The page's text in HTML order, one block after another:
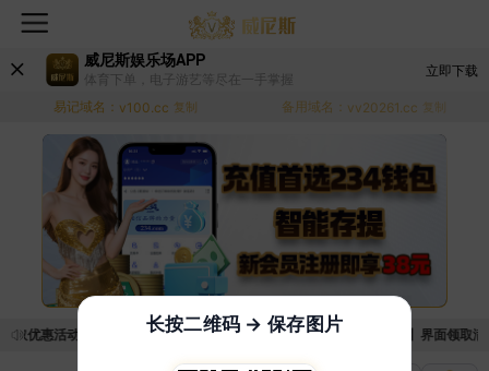
威尼斯娱乐场APP
体育下单，电子游艺等尽在一手掌握
立即下载
易记域名： v100.cc 复制 备用域名： vv20261.cc 复制
取优惠活动的手续麻烦，已新增优惠系统，现在可以前往【福利中心】界面领取
长按二维码 → 保存图片